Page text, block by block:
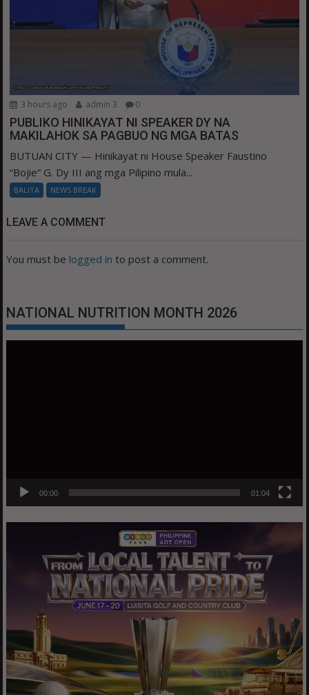
3 hours ago admin 3 0
PUBLIKO HINIKAYAT NI SPEAKER DY NA
MAKILAHOK SA PAGBUO NG MGA BATAS
BUTUAN CITY — Hinikayat ni House Speaker Faustino
“Bojie” G. Dy III ang mga Pilipino mula...
BALITA NEWS BREAK
LEAVE A COMMENT
You must be logged in to post a comment.
NATIONAL NUTRITION MONTH 2026
00:00 01:04